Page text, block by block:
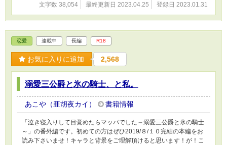
文字数 38,054 最終更新日 2023.04.25 登録日 2023.01.31
恋愛 連載中 長編 R18
お気に入りに追加 2,568
溺愛三公爵と氷の騎士、と私。
あこや（亜胡夜カイ） 書籍情報
「泣き寝入りして目覚めたらマッパでした～溺愛三公爵と氷の騎士
～」の番外編です。初めての方はぜひ2019/８/１０完結の本編をお
読み下さいませ！キャラと背景をご理解頂けると思います！が！こ